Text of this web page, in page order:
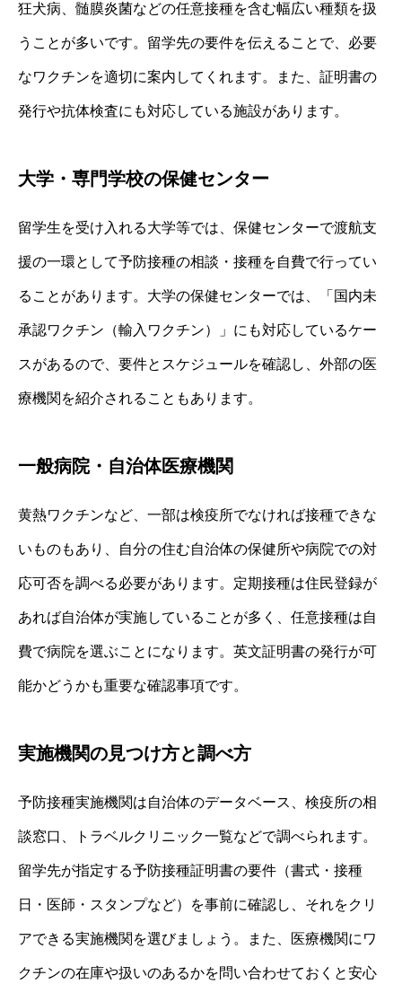
狂犬病、髄膜炎菌などの任意接種を含む幅広い種類を扱
うことが多いです。留学先の要件を伝えることで、必要
なワクチンを適切に案内してくれます。また、証明書の
発行や抗体検査にも対応している施設があります。
大学・専門学校の保健センター
留学生を受け入れる大学等では、保健センターで渡航支
援の一環として予防接種の相談・接種を自費で行ってい
ることがあります。大学の保健センターでは、「国内未
承認ワクチン（輸入ワクチン）」にも対応しているケー
スがあるので、要件とスケジュールを確認し、外部の医
療機関を紹介されることもあります。
一般病院・自治体医療機関
黄熱ワクチンなど、一部は検疫所でなければ接種できな
いものもあり、自分の住む自治体の保健所や病院での対
応可否を調べる必要があります。定期接種は住民登録が
あれば自治体が実施していることが多く、任意接種は自
費で病院を選ぶことになります。英文証明書の発行が可
能かどうかも重要な確認事項です。
実施機関の見つけ方と調べ方
予防接種実施機関は自治体のデータベース、検疫所の相
談窓口、トラベルクリニック一覧などで調べられます。
留学先が指定する予防接種証明書の要件（書式・接種
日・医師・スタンプなど）を事前に確認し、それをクリ
アできる実施機関を選びましょう。また、医療機関にワ
クチンの在庫や扱いのあるかを問い合わせておくと安心